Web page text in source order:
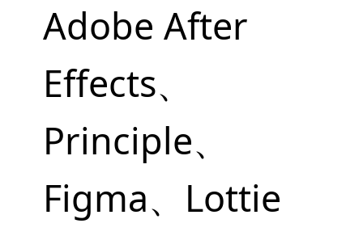
Adobe After
Effects、
Principle、
Figma、Lottie